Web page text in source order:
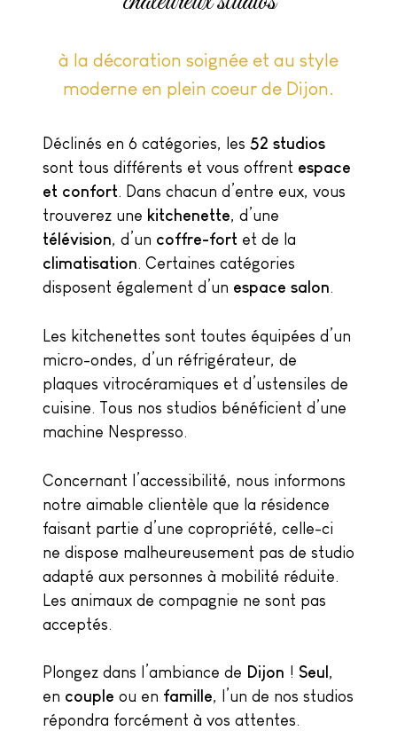
à la décoration soignée et au style
moderne en plein coeur de Dijon.
Déclinés en 6 catégories, les 52 studios
sont tous différents et vous offrent espace
et confort. Dans chacun d’entre eux, vous
trouverez une kitchenette, d’une
télévision, d’un coffre-fort et de la
climatisation. Certaines catégories
disposent également d’un espace salon.
Les kitchenettes sont toutes équipées d’un
micro-ondes, d’un réfrigérateur, de
plaques vitrocéramiques et d’ustensiles de
cuisine. Tous nos studios bénéficient d’une
machine Nespresso.
Concernant l’accessibilité, nous informons
notre aimable clientèle que la résidence
faisant partie d’une copropriété, celle-ci
ne dispose malheureusement pas de studio
adapté aux personnes à mobilité réduite.
Les animaux de compagnie ne sont pas
acceptés.
Plongez dans l’ambiance de Dijon ! Seul ,
en couple ou en famille, l’un de nos studios
répondra forcément à vos attentes.